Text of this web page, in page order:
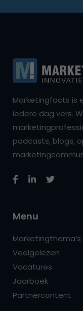
Marketingfacts is
iedere dag vers.
podcasts, blogs,
Menu
Marketingthema’s
Veelgelezen
Vacatures
Jaarboek
Partnercontent